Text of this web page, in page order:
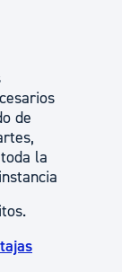
de
la